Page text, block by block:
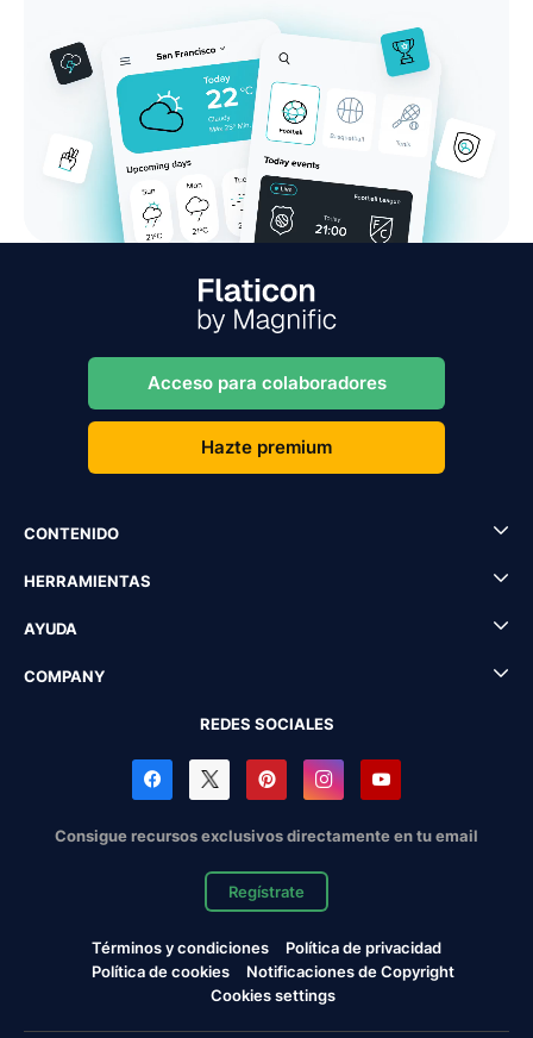
Acceso para colaboradores
Hazte premium
CONTENIDO
HERRAMIENTAS
AYUDA
COMPANY
REDES SOCIALES
Consigue recursos exclusivos directamente en tu email
Regístrate
Términos y condiciones
Política de privacidad
Política de cookies
Notificaciones de Copyright
Cookies settings